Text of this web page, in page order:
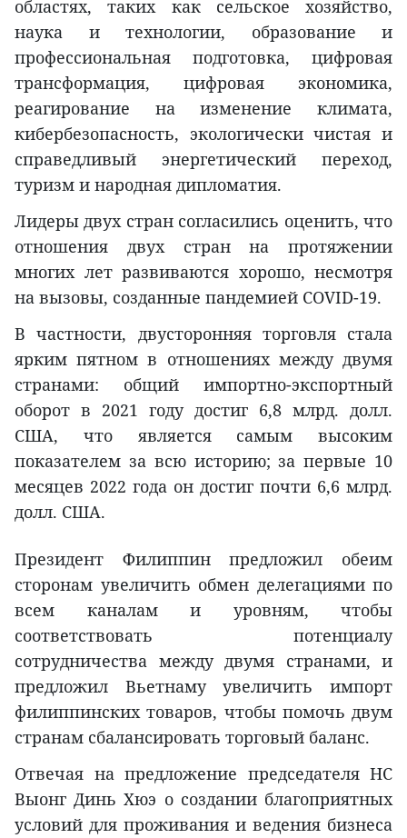
областях, таких как сельское хозяйство,
наука и технологии, образование и
профессиональная подготовка, цифровая
трансформация, цифровая экономика,
реагирование на изменение климата,
кибербезопасность, экологически чистая и
справедливый энергетический переход,
туризм и народная дипломатия.
Лидеры двух стран согласились оценить, что
отношения двух стран на протяжении
многих лет развиваются хорошо, несмотря
на вызовы, созданные пандемией COVID-19.
В частности, двусторонняя торговля стала
ярким пятном в отношениях между двумя
странами: общий импортно-экспортный
оборот в 2021 году достиг 6,8 млрд. долл.
США, что является самым высоким
показателем за всю историю; за первые 10
месяцев 2022 года он достиг почти 6,6 млрд.
долл. США.
Президент Филиппин предложил обеим
сторонам увеличить обмен делегациями по
всем каналам и уровням, чтобы
соответствовать потенциалу
сотрудничества между двумя странами, и
предложил Вьетнаму увеличить импорт
филиппинских товаров, чтобы помочь двум
странам сбалансировать торговый баланс.
Отвечая на предложение председателя НС
Выонг Динь Хюэ о создании благоприятных
условий для проживания и ведения бизнеса